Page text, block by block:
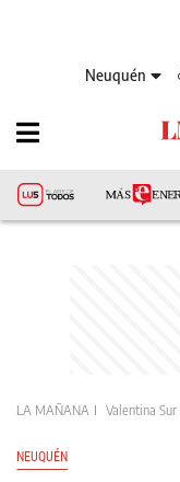
Neuquén
LA MAÑANA Valentina Sur
NEUQUÉN